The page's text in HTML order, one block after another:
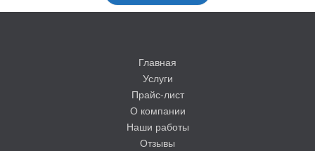
Главная
Услуги
Прайс-лист
О компании
Наши работы
Отзывы